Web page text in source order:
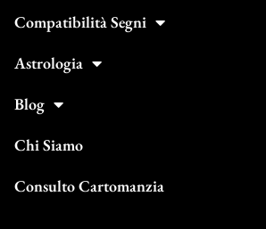
Compatibilità Segni
Astrologia
Blog
Chi Siamo
Consulto Cartomanzia